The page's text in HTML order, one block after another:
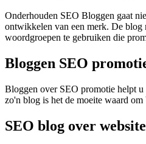
Onderhouden SEO Bloggen gaat
ontwikkelen van een merk. De blog
woordgroepen te gebruiken die
Bloggen SEO
Bloggen over SEO promotie helpt
zo'n blog is het de moeite waard
SEO blog over